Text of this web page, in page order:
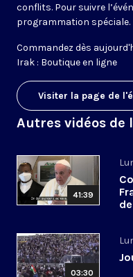
conflits. Pour suivre
programmation spéciale.
Commandez dès
Irak : Boutique en ligne
Visiter la page de
Autres vidéos de
41:39
03:30